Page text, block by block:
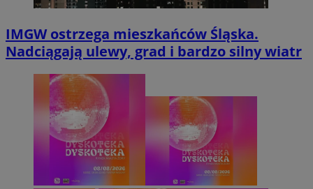
IMGW ostrzega mieszkańców Śląska.
Nadciągają ulewy, grad i bardzo silny wiatr